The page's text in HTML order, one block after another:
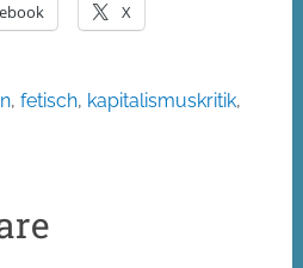
X
,fetisch, kapitalismuskritik,